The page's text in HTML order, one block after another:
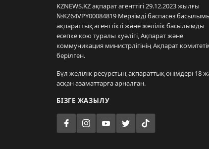
KZNEWS.KZ ақпарат агенттігі 29.12.2023 жылғы
№KZ64VPY00084819 Мерзімді баспасөз
ақпараттық агенттікті және желілік басылымды
есепке қою туралы куәлігі, Ақпарат және
коммуникация министрлігінің Ақпарат
берілген.
Бұл желілік ресурстың ақпараттық өнімдері 18
асқан азаматтарға арналған.
БІЗГЕ ЖАЗЫЛУ